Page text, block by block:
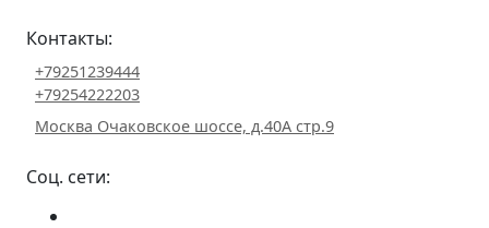
Контакты:
+79251239444
+79254222203
Москва Очаковское шоссе, д.40А стр.9
Соц. сети: